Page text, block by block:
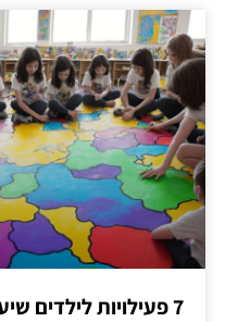
7 פעילויות לילדים